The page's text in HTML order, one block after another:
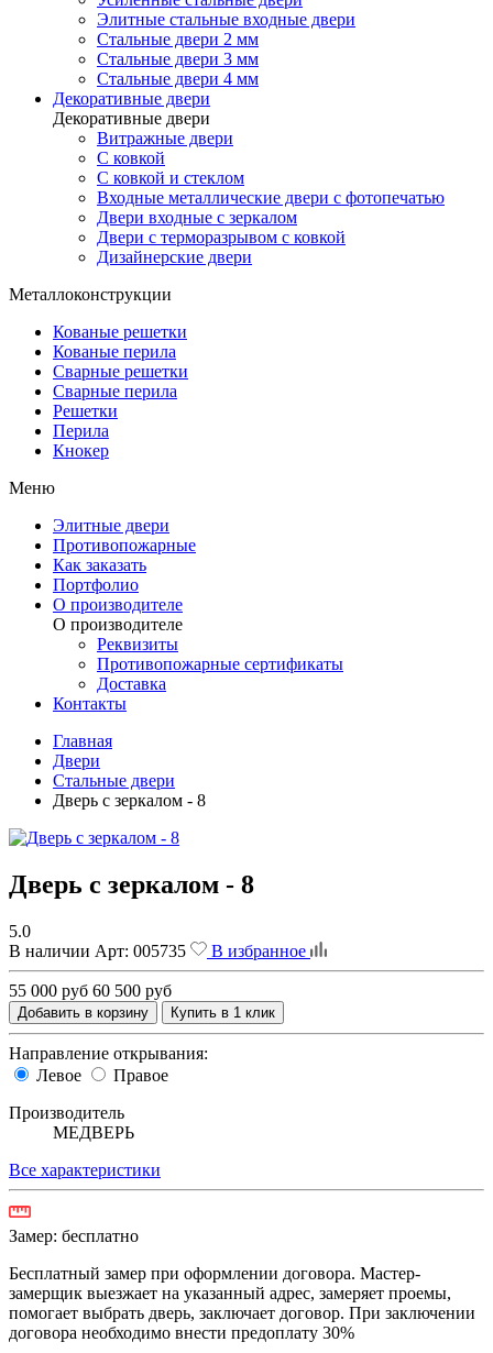
Элитные стальные входные двери
Стальные двери 2 мм
Стальные двери 3 мм
Стальные двери 4 мм
Декоративные двери
Декоративные двери
Витражные двери
С ковкой
С ковкой и стеклом
Входные металлические двери с фотопечатью
Двери входные с зеркалом
Двери с терморазрывом с ковкой
Дизайнерские двери
Металлоконструкции
Кованые решетки
Кованые перила
Сварные решетки
Сварные перила
Решетки
Перила
Кнокер
Меню
Элитные двери
Противопожарные
Как заказать
Портфолио
О производителе
О производителе
Реквизиты
Противопожарные сертификаты
Доставка
Контакты
Главная
Двери
Стальные двери
Дверь с зеркалом - 8
Дверь с зеркалом - 8
5.0
В наличии Арт: 005735 В избранное
55 000 руб 60 500 руб
Добавить в корзину Купить в 1 клик
Направление открывания:
Левое
Правое
Производитель
МЕДВЕРЬ
Все характеристики
Замер: бесплатно
Бесплатный замер при оформлении договора. Мастер-
замерщик выезжает на указанный адрес, замеряет проемы,
помогает выбрать дверь, заключает договор. При заключении
договора необходимо внести предоплату 30%